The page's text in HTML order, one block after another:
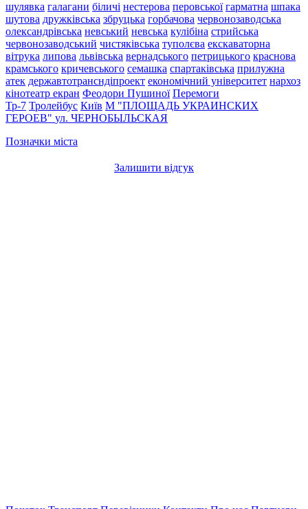
шулявка галагани біличі нестерова перовської гарматна шпака
шутова дружківська збруцька горбачова червонозаводська
олександрівська невський невська кулібіна стрийська
червонозаводський чистяківська туполєва екскаваторна
вітрука липова львівська вернадського петрицького краснова
крамського кричевського семашка спартаківська прилужна
атек державтотрансндіпроект економічний університет нархоз
кінотеатр екран Феодори Пушиної Перемоги
Тр-7 Тролейбус Київ М "ПЛОЩАДЬ УКРАИНСКИХ
ГЕРОЕВ" ул. ЧЕРНОБЫЛЬСКАЯ
Позначки міста
Залишити відгук